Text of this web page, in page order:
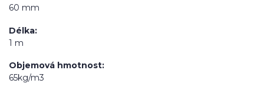
60 mm
Délka
1 m
Objemová hmotnost
65kg/m3